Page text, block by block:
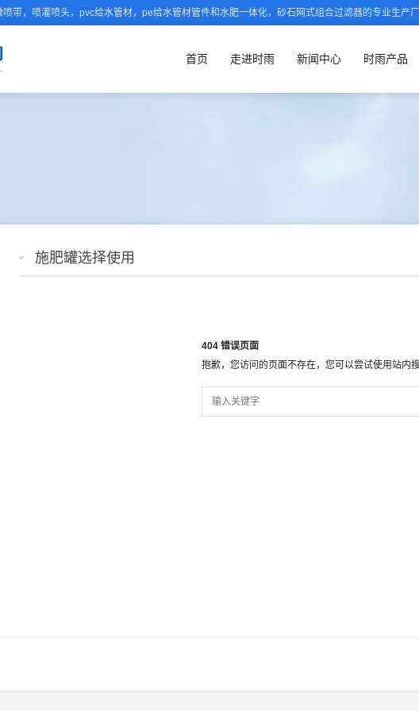
带，喷灌喷头，pvc给水管材，pe给水管材管件和水肥一体化，砂石网式组合过滤器的专业生产
首页 走进时雨 新闻中心 时雨产品
施肥罐选择使用
404 错误页面
抱歉，您访问的页面不存在，您可以尝试使用站内